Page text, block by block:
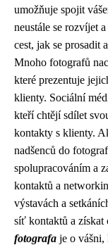
umožňuje spojit
neustále se rozvíjet
cest, jak se prosadit
Mnoho fotografů
které prezentuje
klienty. Sociální
kteří chtějí sdílet
kontakty s klienty.
nadšenců do
spolupracováním a
kontaktů a
výstavách a
síť kontaktů a získat
fotografa je o vášni,